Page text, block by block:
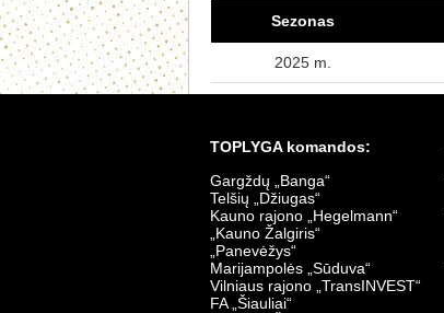
Sezonas
2025 m.
TOPLYGA komandos:
Gargždų „Banga“
Telšių „Džiugas“
Kauno rajono „Hegelmann“
„Kauno Žalgiris“
„Panevėžys“
Marijampolės „Sūduva“
Vilniaus rajono „TransINVEST“
FA „Šiauliai“